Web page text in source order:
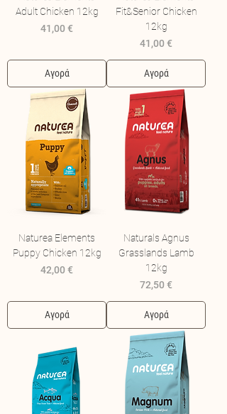
Adult Chicken 12kg
Τιμή
41,00 €
Αγορά
Fit&Senior Chicken
12kg
Τιμή
41,00 €
Αγορά
Naturea Elements
Puppy Chicken 12kg
Τιμή
42,00 €
Αγορά
Naturals Agnus
Grasslands Lamb
12kg
Τιμή
72,50 €
Αγορά